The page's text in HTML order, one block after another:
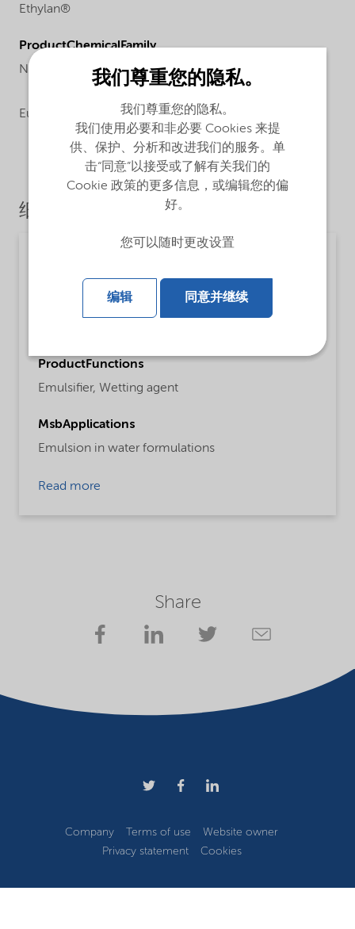
Ethylan®
ProductChemicalFamily
Nonionic surfactant
Europe
细分市场
MsbLongDescription
ProductFunctions
Emulsifier, Wetting agent
MsbApplications
Emulsion in water formulations
Read more
Share
Company Terms of use
Website owner
Privacy statement
Cookies
我们尊重您的隐私。
我们尊重您的隐私。
我们使用必要和非必要 Cookies 来提
供、保护、分析和改进我们的服务。单
击“同意”以接受或了解有关我们的
Cookie 政策的更多信息，或编辑您的偏
好。
您可以随时更改设置
编辑 同意并继续